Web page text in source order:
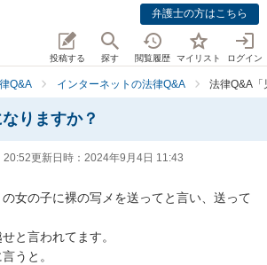
弁護士の方はこちら
投稿する 探す 閲覧履歴 マイリスト ログイン
Q&A インターネットの法律Q&A 法律Q&A「
りますか？
20:52更新日時： 2024年9月4日 11:43
女の子に裸の写メを送ってと言い、送って
と言われてます。
うと。